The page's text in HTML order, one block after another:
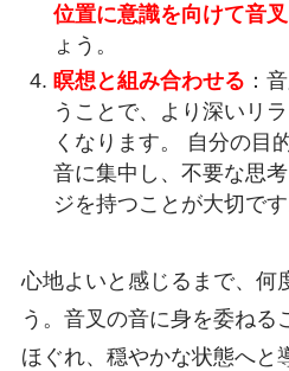
位置に意識を向けて音
ょう。
瞑想と組み合わせる ：
うことで、より深いリ
くなります。 自分の目
音に集中し、不要な思
ジを持つことが大切です
心地よいと感じるまで、何
う。音叉の音に身を委ねる
ほぐれ、穏やかな状態へと